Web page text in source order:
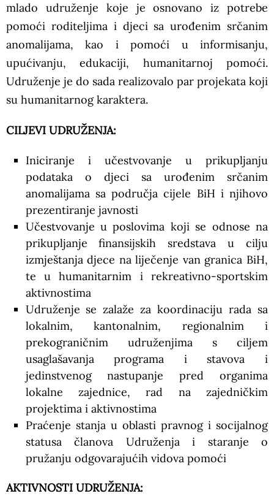
mlado udruženje koje je osnovano iz potrebe
pomoći roditeljima i djeci sa urođenim srčanim
anomalijama, kao i pomoći u informisanju,
upućivanju, edukaciji, humanitarnoj pomoći.
Udruženje je do sada realizovalo par projekata koji
su humanitarnog karaktera.
CILJEVI UDRUŽENJA:
Iniciranje i učestvovanje u prikupljanju
podataka o djeci sa urođenim srčanim
anomalijama sa područja cijele BiH i njihovo
prezentiranje javnosti
Učestvovanje u poslovima koji se odnose na
prikupljanje finansijskih sredstava u cilju
izmještanja djece na liječenje van granica BiH,
te u humanitarnim i rekreativno-sportskim
aktivnostima
Udruženje se zalaže za koordinaciju rada sa
lokalnim, kantonalnim, regionalnim i
prekograničnim udruženjima s ciljem
usaglašavanja programa i stavova i
jedinstvenog nastupanje pred organima
lokalne zajednice, rad na zajedničkim
projektima i aktivnostima
Praćenje stanja u oblasti pravnog i socijalnog
statusa članova Udruženja i staranje o
pružanju odgovarajućih vidova pomoći
AKTIVNOSTI UDRUŽENJA: